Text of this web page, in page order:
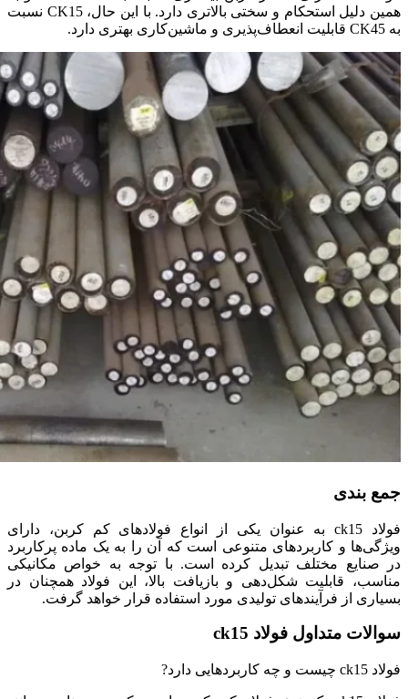
همین دلیل استحکام و سختی بالاتری دارد. با این حال، CK15 نسبت
به CK45 قابلیت انعطاف‌پذیری و ماشین‌کاری بهتری دارد.
جمع بندی
فولاد ck15 به عنوان یکی از انواع فولادهای کم کربن، دارای
ویژگی‌ها و کاربردهای متنوعی است که آن را به یک ماده پرکاربرد
در صنایع مختلف تبدیل کرده است. با توجه به خواص مکانیکی
مناسب، قابلیت شکل‌دهی و بازیافت بالا، این فولاد همچنان در
بسیاری از فرآیندهای تولیدی مورد استفاده قرار خواهد گرفت.
سوالات متداول فولاد ck15
فولاد ck15 چیست و چه کاربردهایی دارد?